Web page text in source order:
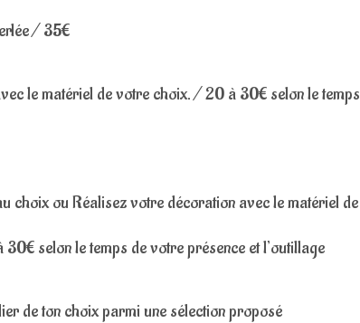
/ 35€
le matériel de votre choix. / 20 à 30€ selon le temps
ou Réalisez votre décoration avec le matériel de
selon le temps de votre présence et l’outillage
de ton choix parmi une sélection proposé